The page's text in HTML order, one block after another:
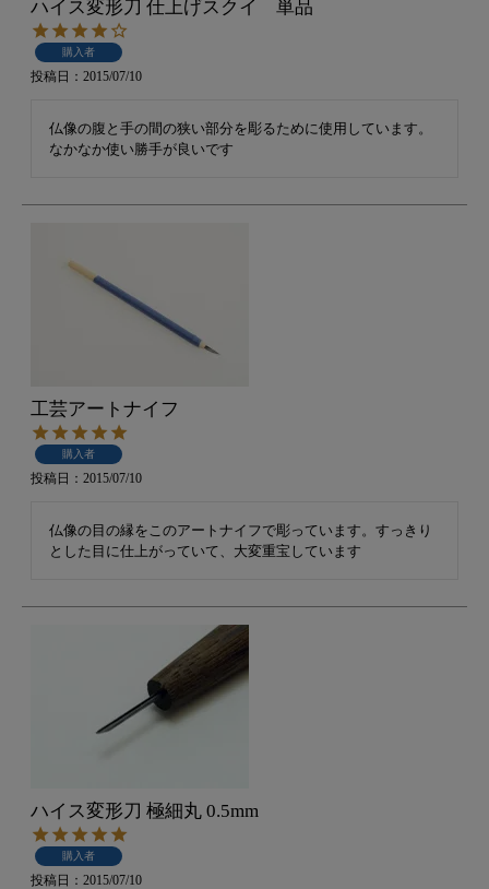
ハイス変形刀 仕上げスクイ 単品
購入者
投稿日 2015/07/10
仏像の腹と手の間の狭い部分を彫るために使用しています。
なかなか使い勝手が良いです
工芸アートナイフ
購入者
投稿日 2015/07/10
仏像の目の縁をこのアートナイフで彫っています。すっきり
とした目に仕上がっていて、大変重宝しています
ハイス変形刀 極細丸 0.5mm
購入者
投稿日 2015/07/10